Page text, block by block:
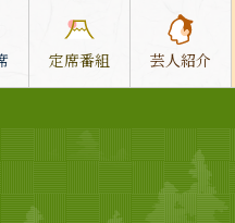
定席番組 芸人紹介